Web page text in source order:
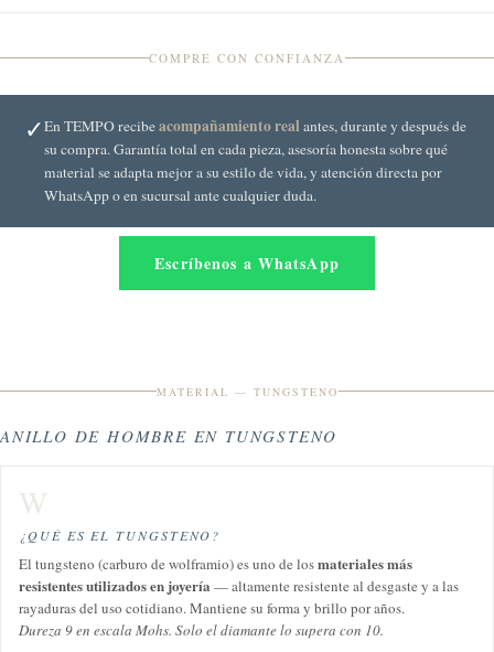
COMPRE CON CONFIANZA
✓En TEMPO recibeacompañamiento real antes, durante y después de
su compra. Garantía total en cada pieza, asesoría honesta sobre qué
material se adapta mejor a su estilo de vida, y atención directa por
WhatsApp o en sucursal ante cualquier duda.
Escríbenos a WhatsApp
MATERIAL — TUNGSTENO
ANILLO DE HOMBRE EN TUNGSTENO
W
¿QUÉ ES EL TUNGSTENO?
El tungsteno (carburo de wolframio) es uno de losmateriales más
resistentes utilizados en joyería — altamente resistente al desgaste y a las
rayaduras del uso cotidiano. Mantiene su forma y brillo por años.
Dureza 9 en escala Mohs. Solo el diamante lo supera con 10.